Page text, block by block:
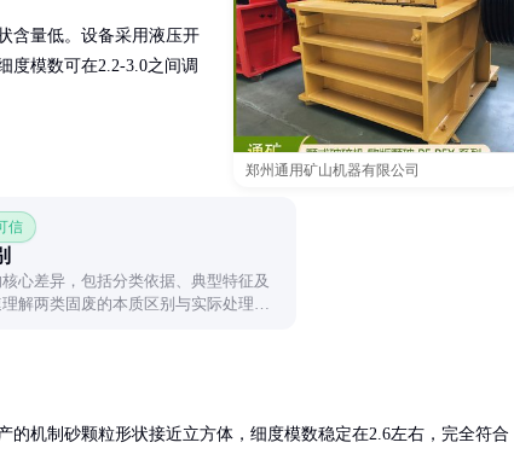
郑州通用矿山机器有限公司
含量低。设备采用液压开
度模数可在2.2-3.0之间调
信
心差异，包括分类依据、典型特征及
解两类固废的本质区别与实际处理方
的机制砂颗粒形状接近立方体，细度模数稳定在2.6左右，完全符合